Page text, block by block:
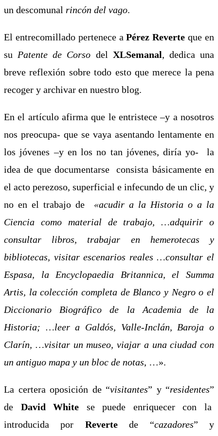
un descomunal rincón del vago.
El entrecomillado pertenece a Pérez Reverte que en
su Patente de Corso del XLSemanal, dedica una
breve reflexión sobre todo esto que merece la pena
recoger y archivar en nuestro blog.
En el artículo afirma que le entristece –y a nosotros
nos preocupa- que se vaya asentando lentamente en
los jóvenes –y en los no tan jóvenes, diría yo- la
idea de que documentarse consista básicamente en
el acto perezoso, superficial e infecundo de un clic, y
no en el trabajo de «acudir a la Historia o a la
Ciencia como material de trabajo, …adquirir o
consultar libros, trabajar en hemerotecas y
bibliotecas, visitar escenarios reales …consultar el
Espasa, la Encyclopaedia Britannica, el Summa
Artis, la colección completa de Blanco y Negro o el
Diccionario Biográfico de la Academia de la
Historia; …leer a Galdós, Valle-Inclán, Baroja o
Clarín, …visitar un museo, viajar a una ciudad con
un antiguo mapa y un bloc de notas, …».
La certera oposición de “visitantes” y “residentes”
de David White se puede enriquecer con la
introducida por Revertede “cazadores” y